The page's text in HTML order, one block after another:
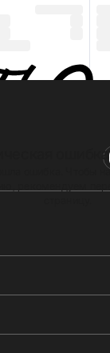
ошибка. Чтобы